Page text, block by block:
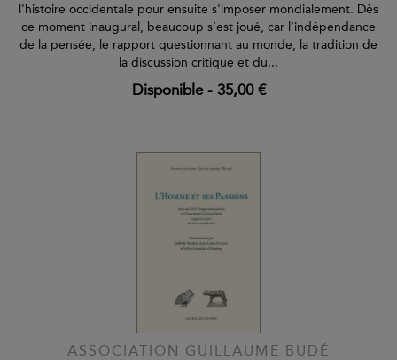
l'histoire occidentale pour ensuite s'imposer mondialement. Dès
ce moment inaugural, beaucoup s’est joué, car l’indépendance
de la pensée, le rapport questionnant au monde, la tradition de
la discussion critique et du...
Disponible- 35,00 €
ASSOCIATION GUILLAUME BUDÉ